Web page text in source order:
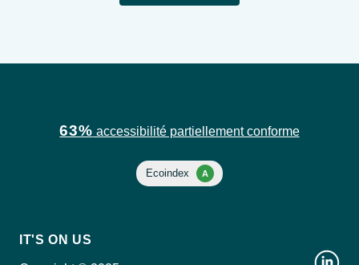
IT'S ON US
63% accessibilité partiellement conforme